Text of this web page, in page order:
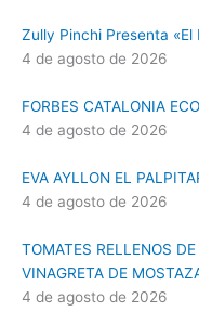
Zully Pinchi Presenta
4 de agosto de 2026
FORBES CATALONIA
4 de agosto de 2026
EVA AYLLON EL
4 de agosto de 2026
TOMATES RELLENOS
VINAGRETA DE
4 de agosto de 2026